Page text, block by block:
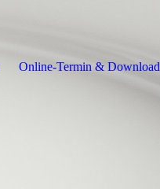
Online-Termin & Download